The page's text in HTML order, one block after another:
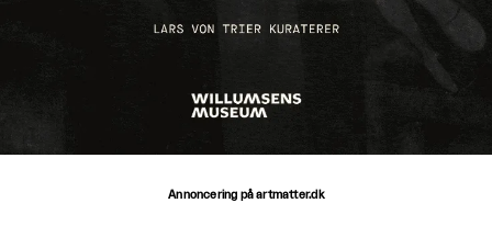
Annoncering på artmatter.dk